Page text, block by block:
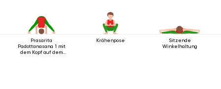
Prasarita
Padottanasana 1 mit
dem Kopf auf dem
Krähenpose
Sitzende
Winkelhaltung